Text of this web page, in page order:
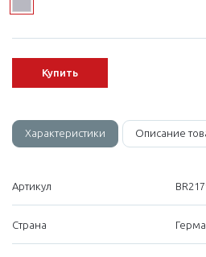
Купить
Характеристики Описание
Артикул
Страна